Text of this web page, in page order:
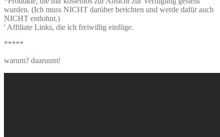
wurden. (Ich muss NICHT darüber berichten und werde dafür auch
NICHT entlohnt.)
' Affiliate Links, die ich freiwillig einfüge.
*****
warum? daaruum!